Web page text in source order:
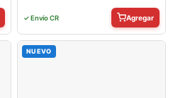
✓ Envío CR Agregar
NUEVO